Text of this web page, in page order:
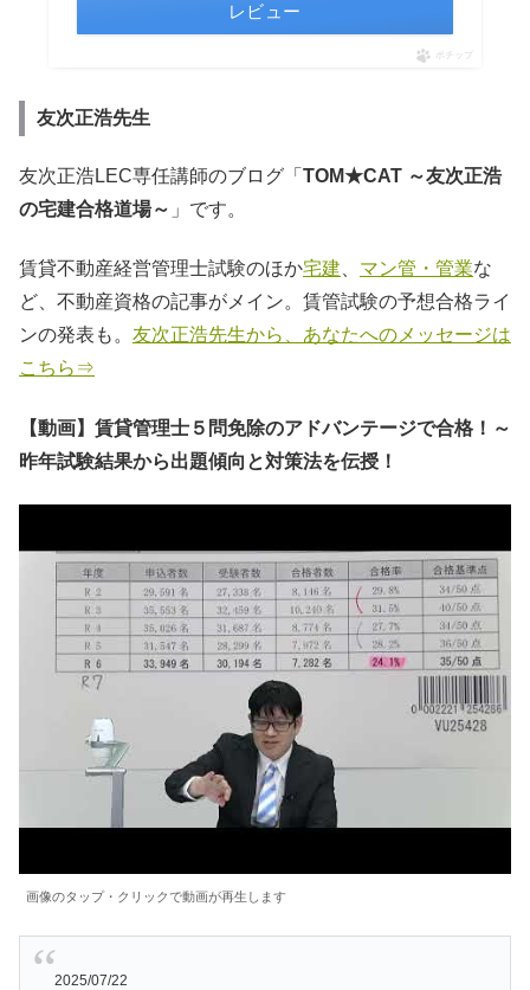
レビュー
ポチップ
友次正浩先生
友次正浩LEC専任講師のブログ「 TOM★CAT ～友次正浩
の宅建合格道場～ 」です。
賃貸不動産経営管理士試験のほか宅建 マン管・管業な
ど、不動産資格の記事がメイン。賃管試験の予想合格ライ
ンの発表も。 友次正浩先生から、あなたへのメッセージは
こちら⇒
【動画】賃貸管理士５問免除のアドバンテージで合格！～
昨年試験結果から出題傾向と対策法を伝授！
画像のタップ・クリックで動画が再生します
2025/07/22